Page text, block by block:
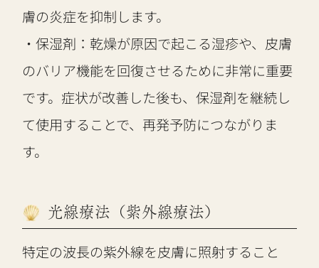
膚の炎症を抑制します。
・保湿剤：乾燥が原因で起こる湿疹や、皮膚
のバリア機能を回復させるために非常に重要
です。症状が改善した後も、保湿剤を継続し
て使用することで、再発予防につながりま
す。
光線療法（紫外線療法）
特定の波長の紫外線を皮膚に照射すること